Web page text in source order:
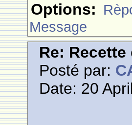
Options:
Message
Re:
Posté par:
Date: 20